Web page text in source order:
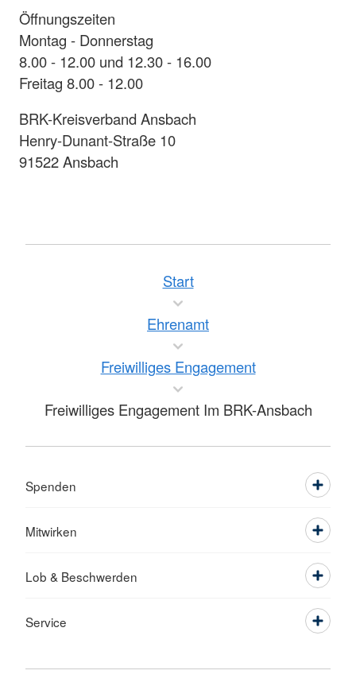
Öffnungszeiten
Montag - Donnerstag
8.00 - 12.00 und 12.30 - 16.00
Freitag 8.00 - 12.00
BRK-Kreisverband Ansbach
Henry-Dunant-Straße 10
91522 Ansbach
Start
Ehrenamt
Freiwilliges Engagement
Freiwilliges Engagement Im BRK-Ansbach
Spenden
Mitwirken
Lob & Beschwerden
Service